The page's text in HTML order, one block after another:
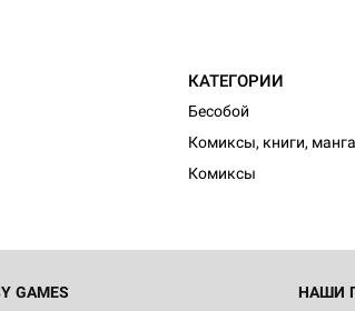
КАТЕГОРИИ
Бесобой
Комиксы, книги, манга
Комиксы
GAMES НАШИ
игра Hobby World Монстры
смерть